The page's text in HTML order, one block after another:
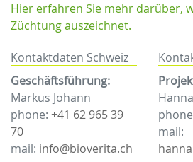
Hier erfahren Sie mehr darüber,
Züchtung auszeichnet.
Kontaktdaten Schweiz
Geschäftsführung:
Markus Johann
phone: +41 62 965 39
70
mail: info@bioverita.ch
mail: